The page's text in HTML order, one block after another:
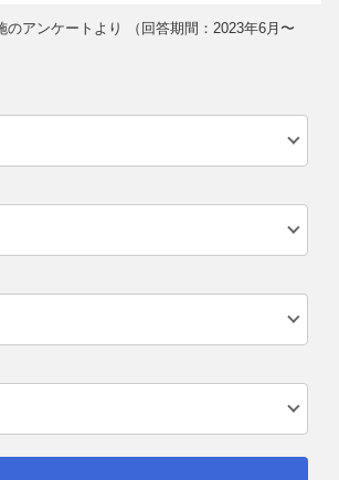
のアンケートより （回答期間：2023年6月〜